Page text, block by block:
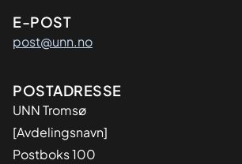
E-POST
post@unn.no
Adresse
POSTADRESSE
UNN Tromsø
[Avdelingsnavn]
Postboks 100